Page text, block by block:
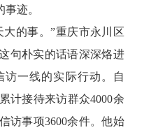
迹。
的事。”重庆市永川区
句朴实的话语深深烙进
一线的实际行动。自
计接待来访群众4000余
访事项3600余件。他始